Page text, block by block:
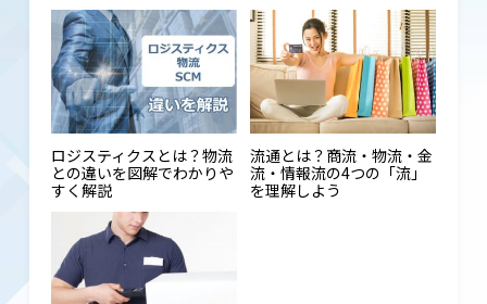
ロジスティクスとは？物流
との違いを図解でわかりや
すく解説
流通とは？商流・物流・金
流・情報流の4つの「流」
を理解しよう